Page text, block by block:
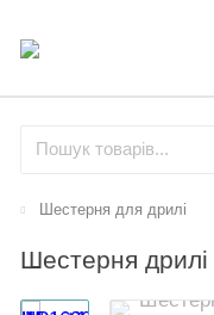
Шестерня для дрилі
Шестерня